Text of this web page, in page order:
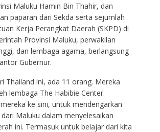
Maluku Hamin Bin Thahir, dan
paparan dari Sekda serta sejumlah
Kerja Perangkat Daerah (SKPD) di
Provinsi Maluku, perwakilan
dan lembaga agama, berlangsung
Gubernur.
Thailand ini, ada 11 orang. Mereka
lembaga The Habibie Center.
ke sini, untuk mendengarkan
Maluku dalam menyelesaikan
ini. Termasuk untuk belajar dari kita